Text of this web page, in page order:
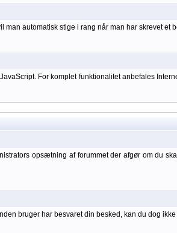
automatisk stige i rang når man har skrevet et
For komplet funktionalitet anbefales
opsætning af forummet der afgør om du
bruger har besvaret din besked, kan du dog